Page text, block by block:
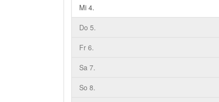
Mi 4.
Do 5.
Fr 6.
Sa 7.
So 8.